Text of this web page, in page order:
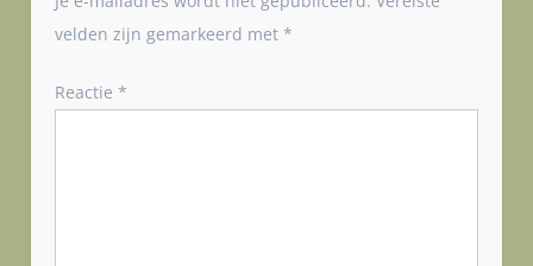
n
v
velden zijn gemarkeerd met*
Reactie*